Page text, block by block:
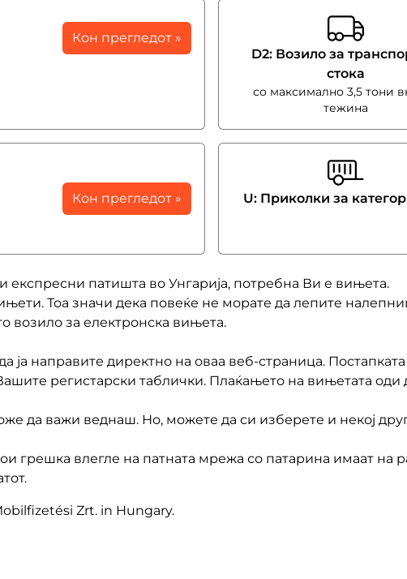
експресни патишта во Унгарија, потребна Ви е вињета.
Тоа значи дека повеќе не морате да лепите
возило за електронска вињета.
ја направите директно на оваа веб-страница.
регистарски таблички. Плаќањето на вињетата оди
да важи веднаш. Но, можете да си изберете и некој
грешка влегле на патната мрежа со патарина имаат на
Zrt. in Hungary.
Кон прегледот »
D2: Возило за
стокa
со максимално 3,5 тони
тежина
Кон прегледот » U: Приколки за